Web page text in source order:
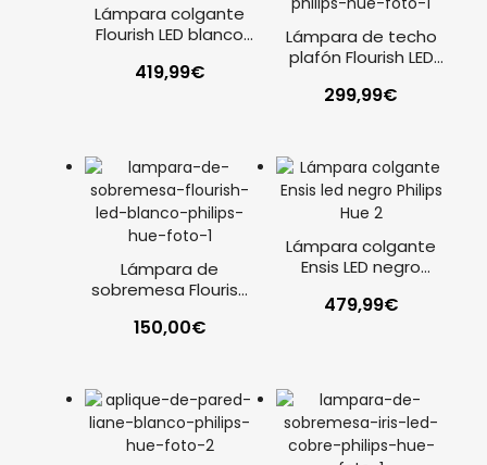
Lámpara colgante
Flourish LED blanco
419,99€
Lámpara de techo
plafón Flourish LED
299,99€
Lámpara de
sobremesa Flourish
Hue
150,00€
Lámpara colgante
Ensis LED negro
479,99€